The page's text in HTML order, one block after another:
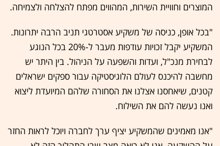
המוצרים וחוויית השירות, המהווים מפתח להצלחה ולצמיחה.
"בכל אופן, כניסה של משקיע אסטרטגי תניב הרבה יתרונות.
המשקיע יקבל זכויות עודפות מעבר ל-20% בכל הנוגע
לבחירת מנכ"ל, ועדות והשפעה על הניהול. בין היתר יש
מחשבה להיכנס לעולם הלוגיסטיקה עבור ספקים ישראלים
קטנים, שיאחסנו אצלנו את הסחורה שלהם המיועדת ליצוא
ואנו נעשה להם את השילוח.
"אנו מאמינים שהמשקיע יציף ערך לחברה ויוכל לראות החזר